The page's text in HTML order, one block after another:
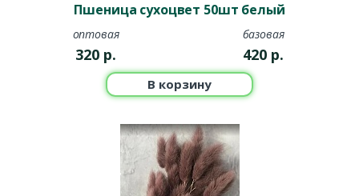
Пшеница сухоцвет 50шт белый
оптовая
320 р.
базовая
420 р.
В корзину